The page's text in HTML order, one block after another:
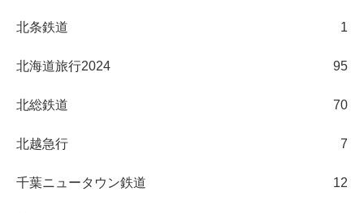
北条鉄道 1
北海道旅行2024 95
北総鉄道 70
北越急行 7
千葉ニュータウン鉄道 12